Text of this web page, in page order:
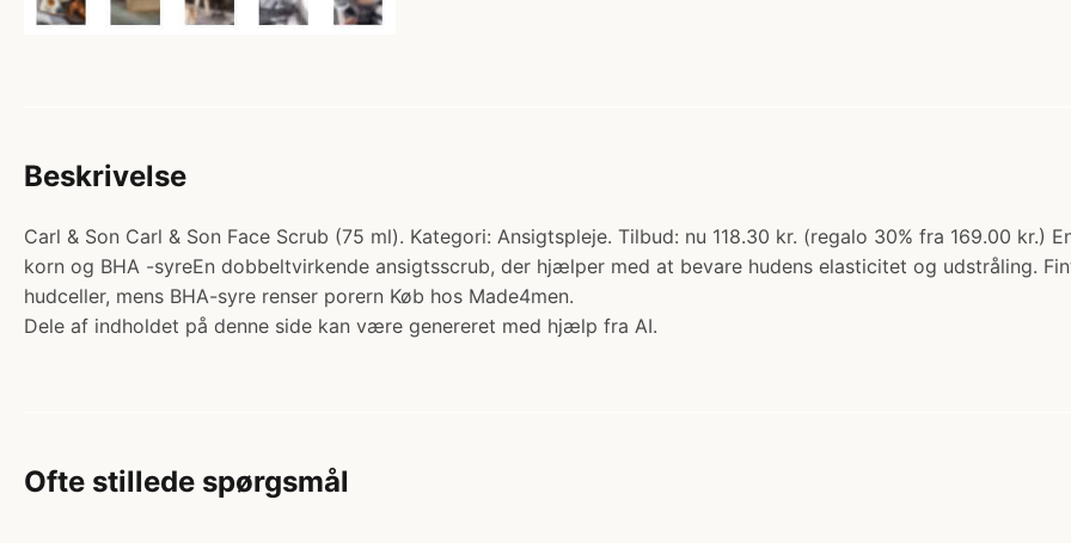
Beskrivelse
Carl & Son Carl & Son Face Scrub (75 ml). Kategori: Ansigtspleje. Tilbud: nu 118.30 kr. (regalo 30% fra 169.00
korn og BHA -syreEn dobbeltvirkende ansigtsscrub, der hjælper med at bevare hudens elasticitet og udstråling.
hudceller, mens BHA-syre renser porern Køb hos Made4men.
Dele af indholdet på denne side kan være genereret med hjælp fra AI.
Ofte stillede spørgsmål